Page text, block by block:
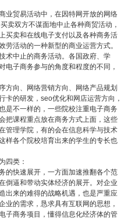
业贸易活动中，在因特网开放的网络
卖双方不谋面地中止各种商贸活动，
买卖和在线电子支付以及各种商务活
活动的一种新型的商业运营方式。
术中止的商务活动。各国政府、学
电子商务参与的角度和程度的不同，
方向、网络营销方向、网络产品规划
卡的研发，seo优化和网店运营方向，
是不一样的，一些院校注重电子商务
把课程重点放在商务方式上面，这些
管理学院，有的会在信息科学与技术
样各个院校培育出来的学生的专长也
四类：
的快速展开，一方面加速推翻各个范
倒逼和带动实体经济的展开。对企业
出来的难得的战略机遇，也是严重应
业的需求，恳求具有互联网的思想，
子商务项目，懂得信息化经济体的管